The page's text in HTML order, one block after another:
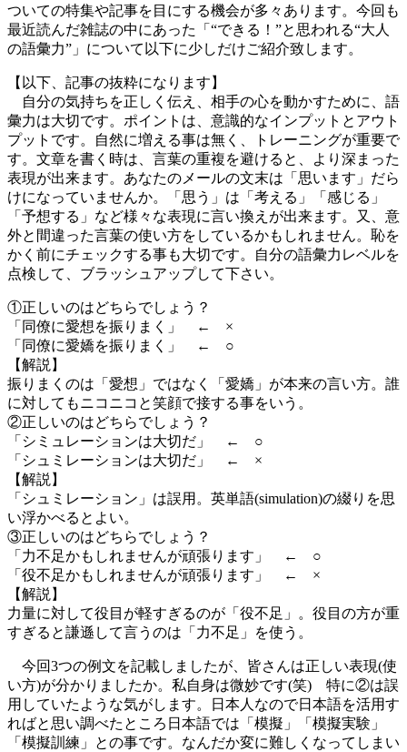
ついての特集や記事を目にする機会が多々あります。今回も
最近読んだ雑誌の中にあった「“できる！”と思われる“大人
の語彙力”」について以下に少しだけご紹介致します。
【以下、記事の抜粋になります】
自分の気持ちを正しく伝え、相手の心を動かすために、語
彙力は大切です。ポイントは、意識的なインプットとアウト
プットです。自然に増える事は無く、トレーニングが重要で
す。文章を書く時は、言葉の重複を避けると、より深まった
表現が出来ます。あなたのメールの文末は「思います」だら
けになっていませんか。「思う」は「考える」「感じる」
「予想する」など様々な表現に言い換えが出来ます。又、意
外と間違った言葉の使い方をしているかもしれません。恥を
かく前にチェックする事も大切です。自分の語彙力レベルを
点検して、ブラッシュアップして下さい。
①正しいのはどちらでしょう？
「同僚に愛想を振りまく」 ← ×
「同僚に愛嬌を振りまく」 ← ○
【解説】
振りまくのは「愛想」ではなく「愛嬌」が本来の言い方。誰
に対してもニコニコと笑顔で接する事をいう。
②正しいのはどちらでしょう？
「シミュレーションは大切だ」 ← ○
「シュミレーションは大切だ」 ← ×
【解説】
「シュミレーション」は誤用。英単語(simulation)の綴りを思
い浮かべるとよい。
③正しいのはどちらでしょう？
「力不足かもしれませんが頑張ります」 ← ○
「役不足かもしれませんが頑張ります」 ← ×
【解説】
力量に対して役目が軽すぎるのが「役不足」。役目の方が重
すぎると謙遜して言うのは「力不足」を使う。
今回3つの例文を記載しましたが、皆さんは正しい表現(使
い方)が分かりましたか。私自身は微妙です(笑) 特に②は誤
用していたような気がします。日本人なので日本語を活用す
ればと思い調べたところ日本語では「模擬」「模擬実験」
「模擬訓練」との事です。なんだか変に難しくなってしまい